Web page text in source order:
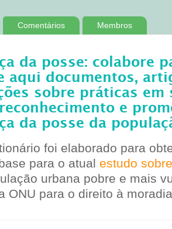
Comentários Membros
da posse: colabore
aqui documentos,
sobre práticas em
e
da posse da
foi elaborado para
para o atual estudo
urbana pobre e mais
ONU para o direito à